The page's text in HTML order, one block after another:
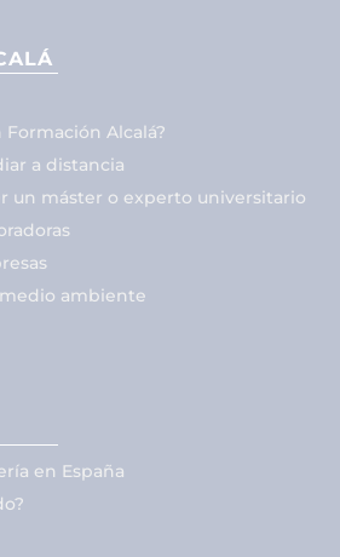
Alcalá?
a distancia
un máster o experto universitario
ambiente
en España